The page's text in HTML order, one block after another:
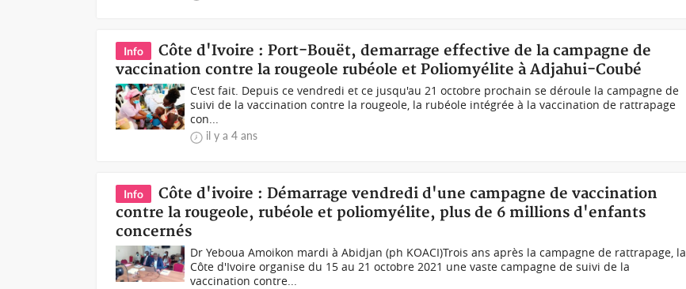
Info
Côte d'Ivoire : Port-Bouët, demarrage effective de la campagne de
vaccination contre la rougeole rubéole et Poliomyélite à Adjahui-Coubé
C'est fait. Depuis ce vendredi et ce jusqu'au 21 octobre prochain se déroule la campagne de
suivi de la vaccination contre la rougeole, la rubéole intégrée à la vaccination de rattrapage
con...
il y a 4 ans
Info
Côte d'ivoire : Démarrage vendredi d'une campagne de vaccination
contre la rougeole, rubéole et poliomyélite, plus de 6 millions d'enfants
concernés
Dr Yeboua Amoikon mardi à Abidjan (ph KOACI)Trois ans après la campagne de rattrapage, la
Côte d'Ivoire organise du 15 au 21 octobre 2021 une vaste campagne de suivi de la
vaccination contre...